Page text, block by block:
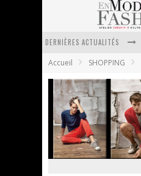
DERNIÈRES ACTUALITÉS
Accueil SHOPPING